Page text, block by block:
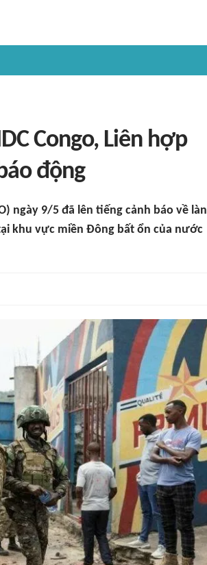
Congo, Liên hợp
động
ngày 9/5 đã lên tiếng cảnh báo về làn
khu vực miền Đông bất ổn của nước